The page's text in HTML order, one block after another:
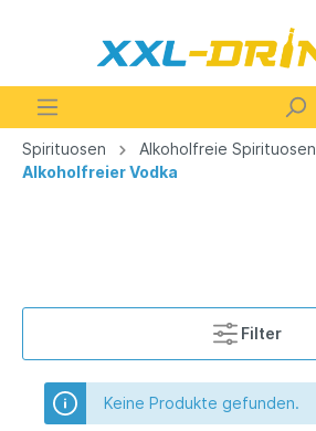
Spirituosen
Alkoholfreie Spirituosen
Alkoholfreier Vodka
Filter
Keine Produkte gefunden.